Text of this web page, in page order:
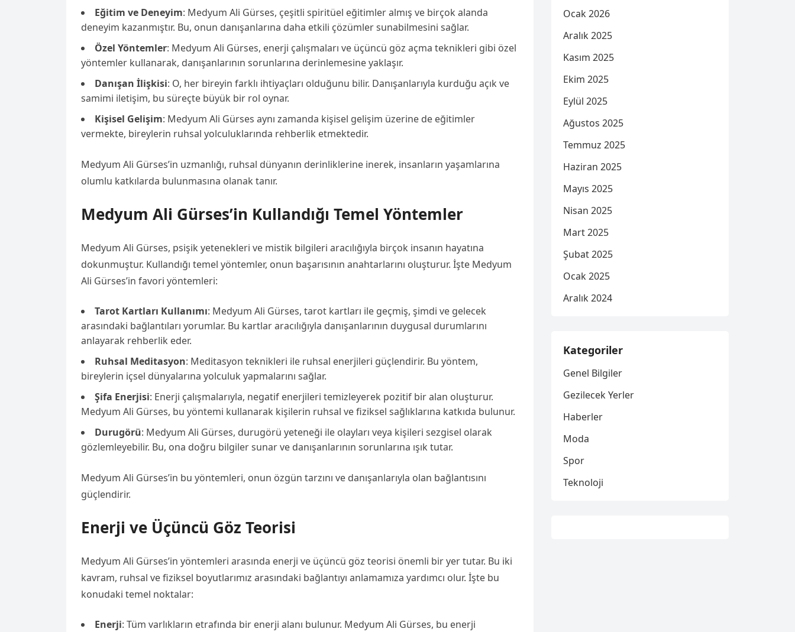
Eğitim ve Deneyim: Medyum Ali Gürses, çeşitli spiritüel eğitimler almış ve birçok alanda
deneyim kazanmıştır. Bu, onun danışanlarına daha etkili çözümler sunabilmesini sağlar.
Özel Yöntemler: Medyum Ali Gürses, enerji çalışmaları ve üçüncü göz açma teknikleri gibi özel
yöntemler kullanarak, danışanlarının sorunlarına derinlemesine yaklaşır.
Danışan İlişkisi: O, her bireyin farklı ihtiyaçları olduğunu bilir. Danışanlarıyla kurduğu açık ve
samimi iletişim, bu süreçte büyük bir rol oynar.
Kişisel Gelişim: Medyum Ali Gürses aynı zamanda kişisel gelişim üzerine de eğitimler
vermekte, bireylerin ruhsal yolculuklarında rehberlik etmektedir.
Medyum Ali Gürses’in uzmanlığı, ruhsal dünyanın derinliklerine inerek, insanların yaşamlarına
olumlu katkılarda bulunmasına olanak tanır.
Medyum Ali Gürses’in Kullandığı Temel Yöntemler
Medyum Ali Gürses, psişik yetenekleri ve mistik bilgileri aracılığıyla birçok insanın hayatına
dokunmuştur. Kullandığı temel yöntemler, onun başarısının anahtarlarını oluşturur. İşte Medyum
Ali Gürses’in favori yöntemleri:
Tarot Kartları Kullanımı: Medyum Ali Gürses, tarot kartları ile geçmiş, şimdi ve gelecek
arasındaki bağlantıları yorumlar. Bu kartlar aracılığıyla danışanlarının duygusal durumlarını
anlayarak rehberlik eder.
Ruhsal Meditasyon: Meditasyon teknikleri ile ruhsal enerjileri güçlendirir. Bu yöntem,
bireylerin içsel dünyalarına yolculuk yapmalarını sağlar.
Şifa Enerjisi: Enerji çalışmalarıyla, negatif enerjileri temizleyerek pozitif bir alan oluşturur.
Medyum Ali Gürses, bu yöntemi kullanarak kişilerin ruhsal ve fiziksel sağlıklarına katkıda bulunur.
Durugörü: Medyum Ali Gürses, durugörü yeteneği ile olayları veya kişileri sezgisel olarak
gözlemleyebilir. Bu, ona doğru bilgiler sunar ve danışanlarının sorunlarına ışık tutar.
Medyum Ali Gürses’in bu yöntemleri, onun özgün tarzını ve danışanlarıyla olan bağlantısını
güçlendirir.
Enerji ve Üçüncü Göz Teorisi
Medyum Ali Gürses’in yöntemleri arasında enerji ve üçüncü göz teorisi önemli bir yer tutar. Bu iki
kavram, ruhsal ve fiziksel boyutlarımız arasındaki bağlantıyı anlamamıza yardımcı olur. İşte bu
konudaki temel noktalar:
Enerji: Tüm varlıkların etrafında bir enerji alanı bulunur. Medyum Ali Gürses, bu enerji
Ocak 2026
Aralık 2025
Kasım 2025
Ekim 2025
Eylül 2025
Ağustos 2025
Temmuz 2025
Haziran 2025
Mayıs 2025
Nisan 2025
Mart 2025
Şubat 2025
Ocak 2025
Aralık 2024
Kategoriler
Genel Bilgiler
Gezilecek Yerler
Haberler
Moda
Spor
Teknoloji